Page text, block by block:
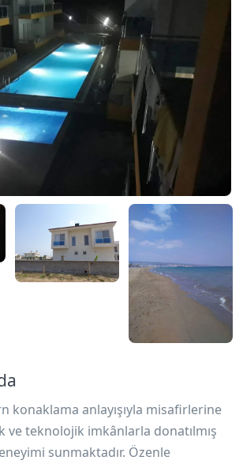
konaklama anlayışıyla misafirlerine
ve teknolojik imkânlarla donatılmış
sunmaktadır. Özenle